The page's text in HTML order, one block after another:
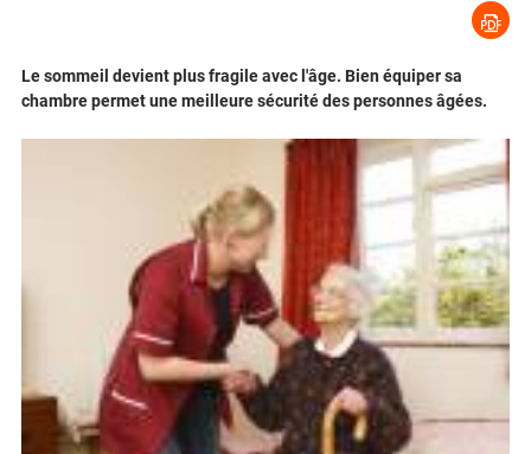
Le sommeil devient plus fragile avec l'âge. Bien équiper sa
chambre permet une meilleure sécurité des personnes âgées.